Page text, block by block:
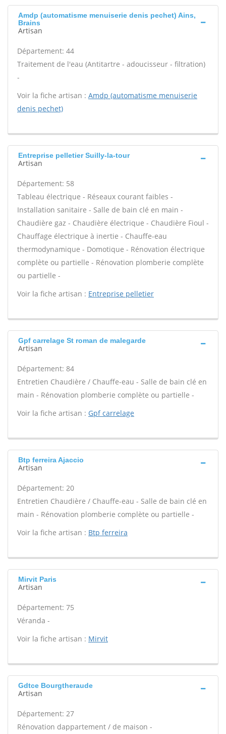
Amdp (automatisme menuiserie denis pechet) Ains,
Brains
Artisan
Département: 44
Traitement de l'eau (Antitartre - adoucisseur - filtration)
-
Voir la fiche artisan : Amdp (automatisme menuiserie
denis pechet)
Entreprise pelletier Suilly-la-tour
Artisan
Département: 58
Tableau électrique - Réseaux courant faibles -
Installation sanitaire - Salle de bain clé en main -
Chaudière gaz - Chaudière électrique - Chaudière Fioul -
Chauffage électrique à inertie - Chauffe-eau
thermodynamique - Domotique - Rénovation électrique
complète ou partielle - Rénovation plomberie complète
ou partielle -
Voir la fiche artisan : Entreprise pelletier
Gpf carrelage St roman de malegarde
Artisan
Département: 84
Entretien Chaudière / Chauffe-eau - Salle de bain clé en
main - Rénovation plomberie complète ou partielle -
Voir la fiche artisan : Gpf carrelage
Btp ferreira Ajaccio
Artisan
Département: 20
Entretien Chaudière / Chauffe-eau - Salle de bain clé en
main - Rénovation plomberie complète ou partielle -
Voir la fiche artisan : Btp ferreira
Mirvit Paris
Artisan
Département: 75
Véranda -
Voir la fiche artisan : Mirvit
Gdtce Bourgtheraude
Artisan
Département: 27
Rénovation dappartement / de maison -